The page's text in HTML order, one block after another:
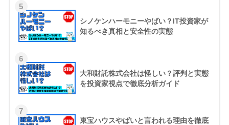
5
シノケンハーモニーやばい？IT投資家が
知るべき真相と安全性の実態
6
大和財託株式会社は怪しい？評判と実態
を投資家視点で徹底分析ガイド
7
東宝ハウスやばいと言われる理由を徹底